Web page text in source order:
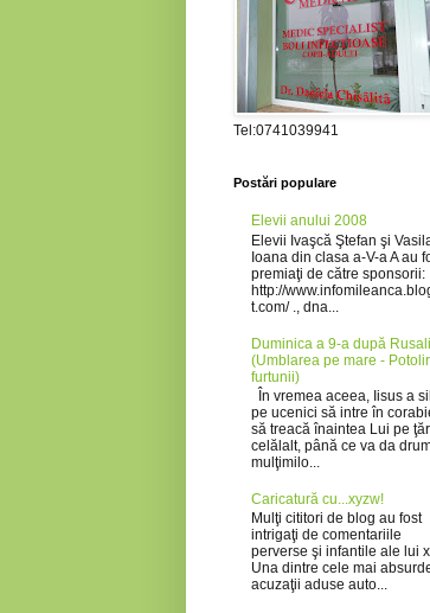
Tel:0741039941
Postări populare
Elevii anului 2008
Elevii Ivaşcă Ştefan şi
Ioana din clasa a-V-a A au
premiaţi de către sponsorii:
http://
t.com/ ., dna...
Duminica a 9-a după
(Umblarea pe mare -
furtunii)
În vremea aceea, Iisus a
pe ucenici să intre în
să treacă înaintea Lui pe
celălalt, până ce va da
mulţimilo...
Caricatură cu...xyzw!
Mulţi cititori de blog au fost
intrigaţi de comentariile
perverse şi infantile ale lui
Una dintre cele mai
acuzaţii aduse auto...